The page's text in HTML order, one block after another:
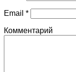
Email *
Комментарий